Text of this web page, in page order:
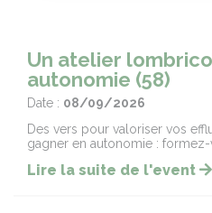
Un atelier
autonomie (58)
Date : 08/09/2026
Des vers pour valoriser vos
gagner en autonomie :
Lire la suite de l'event